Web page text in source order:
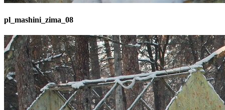
pl_mashini_zima_08